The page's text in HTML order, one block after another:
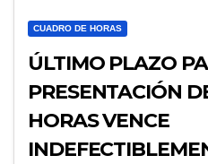
CUADRO DE HORAS
ÚLTIMO PLAZO
PRESENTACIÓN
HORAS VENCE